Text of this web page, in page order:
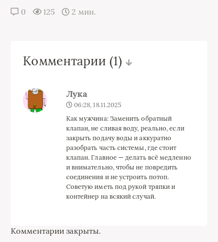
0 125 2 мин.
Комментарии (1)
Лука
06:28, 18.11.2025
Как мужчина: Заменить обратный
клапан, не сливая воду, реально, если
закрыть подачу воды и аккуратно
разобрать часть системы, где стоит
клапан. Главное — делать всё медленно
и внимательно, чтобы не повредить
соединения и не устроить потоп.
Советую иметь под рукой тряпки и
контейнер на всякий случай.
Комментарии закрыты.